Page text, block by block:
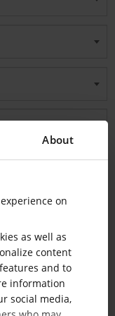
About
on
as well as
content
and to
information
social media,